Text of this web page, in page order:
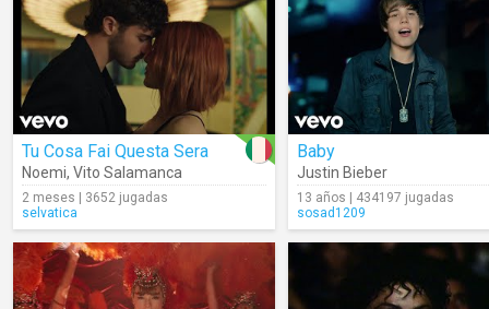
Tu Cosa Fai Questa Sera
Noemi, Vito Salamanca
2 meses | 3652 jugadas
selvatica
Baby
Justin Bieber
13 años | 434197 jugadas
sosad1209